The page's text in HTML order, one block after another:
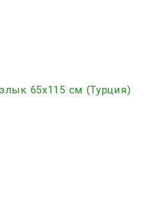
65х115 см (Турция)